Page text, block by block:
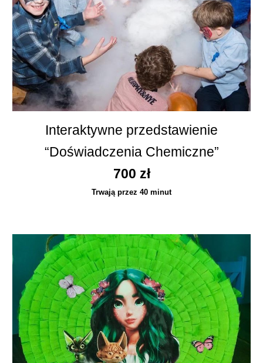
Interaktywne przedstawienie
“Doświadczenia Chemiczne”
700 zł
Trwają przez 40 minut